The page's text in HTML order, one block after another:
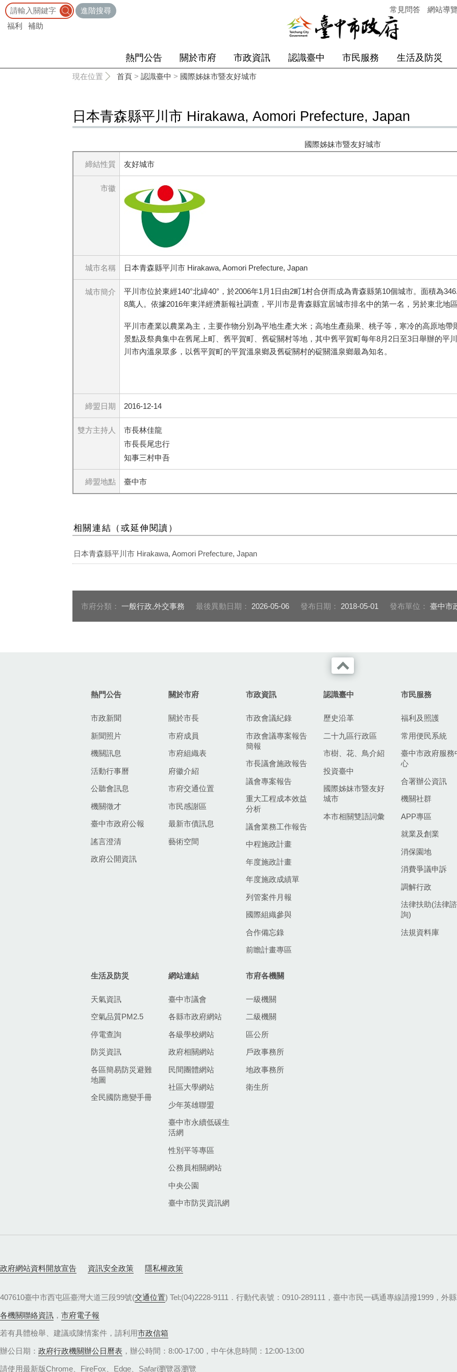
進階搜尋
福利
補助
常見問答 網站導
熱門公告 關於市府 市政資訊 認識臺中 市民服務 生活及防災
現在位置 首頁 > 認識臺中 > 國際姊妹市暨友好城市
日本青森縣平川市 Hirakawa, Aomori Prefecture, Japan
國際姊妹市暨友好城市
締結性質 友好城市
市徽
城市名稱 日本青森縣平川市 Hirakawa, Aomori Prefecture, Japan
城市簡介
平川市位於東經140°北緯40°，於2006年1月1日由2町1村合併而成為青森縣第10個城市。面積為
8萬人。依據2016年東洋經濟新報社調查，平川市是青森縣宜居城市排名中的第一名，另於東北地
平川市產業以農業為主，主要作物分別為平地生產大米；高地生產蘋果、桃子等，寒冷的高原地
景點及祭典集中在舊尾上町、舊平賀町、舊碇關村等地，其中舊平賀町每年8月2日至3日舉辦的平
川市內溫泉眾多，以舊平賀町的平賀溫泉鄉及舊碇關村的碇關溫泉鄉最為知名。
締盟日期 2016-12-14
雙方主持人
市長林佳龍
市長長尾忠行
知事三村申吾
締盟地點 臺中市
相關連結（或延伸閱讀）
日本青森縣平川市 Hirakawa, Aomori Prefecture, Japan
市府分類： 一般行政,外交事務 最後異動日期： 2026-05-06 發布日期： 2018-05-01 發布單位： 臺中市
熱門公告
市政新聞
新聞照片
機關訊息
活動行事曆
公聽會訊息
機關徵才
臺中市政府公報
謠言澄清
政府公開資訊
關於市府
關於市長
市府成員
市府組織表
府徽介紹
市府交通位置
市民感謝區
最新市債訊息
藝術空間
市政資訊
市政會議紀錄
市政會議專案報告
簡報
市長議會施政報告
議會專案報告
重大工程成本效益
分析
議會業務工作報告
中程施政計畫
年度施政計畫
年度施政成績單
列管案件月報
國際組織參與
合作備忘錄
前瞻計畫專區
認識臺中
歷史沿革
二十九區行政區
市樹、花、鳥介紹
投資臺中
國際姊妹市暨友好
城市
本市相關雙語詞彙
市民服務
福利及照護
常用便民系統
臺中市政府服務
心
合署辦公資訊
機關社群
APP專區
就業及創業
消保園地
消費爭議申訴
調解行政
法律扶助(法律諮
詢)
法規資料庫
生活及防災
天氣資訊
空氣品質PM2.5
停電查詢
防災資訊
各區簡易防災避難
地圖
全民國防應變手冊
網站連結
臺中市議會
各縣市政府網站
各級學校網站
政府相關網站
民間團體網站
社區大學網站
少年英雄聯盟
臺中市永續低碳生
活網
性別平等專區
公務員相關網站
中央公園
臺中市防災資訊網
市府各機關
一級機關
二級機關
區公所
戶政事務所
地政事務所
衛生所
政府網站資料開放宣告 資訊安全政策 隱私權政策
407610臺中市西屯區臺灣大道三段99號(交通位置) Tel:(04)2228-9111．行動代表號：0910-289111，臺中市民一碼通專線請撥1999，外
各機關聯絡資訊 ， 市府電子報
若有具體檢舉、建議或陳情案件，請利用市政信箱
辦公日期： 政府行政機關辦公日曆表 ，辦公時間：8:00-17:00，中午休息時間：12:00-13:00
請使用最新版Chrome、FireFox、Edge、Safari瀏覽器瀏覽